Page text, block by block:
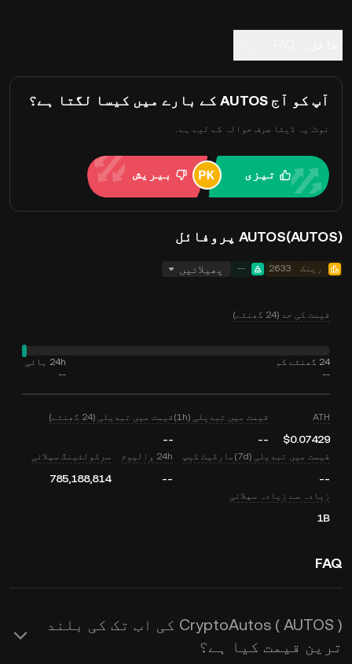
آپ کو آج AUTOS کے بارے میں کیسا لگتا ہے؟
نوٹ: یہ ڈیٹا صرف حوالہ کے لیے ہے۔
تیزی بیریش
AUTOS(AUTOS) پروفائل
رینک 2633
-- پھیلائیں
قیمت کی حد (24 گھنٹے)
24 گھنٹے کم
--
24h ہائی
--
ATH
$0.07429
قیمت میں تبدیلی (1h)
--
قیمت میں تبدیلی (24 گھنٹے)
--
قیمت میں تبدیلی (7d)
--
مارکیٹ کیپ 24h والیوم
--
سرکولٹینگ سپلائی
785,188,814
زیادہ سے زیادہ سپلائی
1B
FAQ
CryptoAutos ( AUTOS ) کی اب تک کی بلند
ترین قیمت کیا ہے؟